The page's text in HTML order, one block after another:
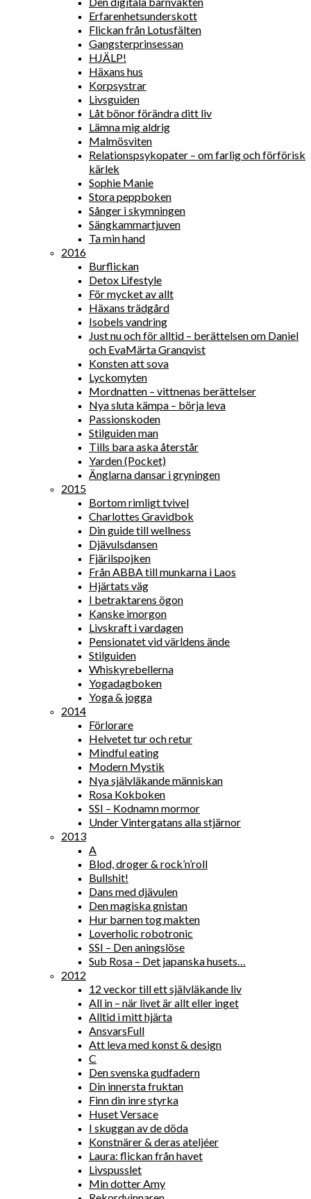
Erfarenhetsunderskott
Flickan från Lotusfälten
Gangsterprinsessan
HJÄLP!
Häxans hus
Korpsystrar
Livsguiden
Låt bönor förändra ditt liv
Lämna mig aldrig
Malmösviten
Relationspsykopater – om farlig och förförisk
kärlek
Sophie Manie
Stora peppboken
Sånger i skymningen
Sängkammartjuven
Ta min hand
2016
Burflickan
Detox Lifestyle
För mycket av allt
Häxans trädgård
Isobels vandring
Just nu och för alltid – berättelsen om Daniel
och EvaMärta Granqvist
Konsten att sova
Lyckomyten
Mordnatten – vittnenas berättelser
Nya sluta kämpa – börja leva
Passionskoden
Stilguiden man
Tills bara aska återstår
Yarden (Pocket)
Änglarna dansar i gryningen
2015
Bortom rimligt tvivel
Charlottes Gravidbok
Din guide till wellness
Djävulsdansen
Fjärilspojken
Från ABBA till munkarna i Laos
Hjärtats väg
I betraktarens ögon
Kanske imorgon
Livskraft i vardagen
Pensionatet vid världens ände
Stilguiden
Whiskyrebellerna
Yogadagboken
Yoga & jogga
2014
Förlorare
Helvetet tur och retur
Mindful eating
Modern Mystik
Nya självläkande människan
Rosa Kokboken
SSI – Kodnamn mormor
Under Vintergatans alla stjärnor
2013
A
Blod, droger & rock’n’roll
Bullshit!
Dans med djävulen
Den magiska gnistan
Hur barnen tog makten
Loverholic robotronic
SSI – Den aningslöse
Sub Rosa – Det japanska husets…
2012
12 veckor till ett självläkande liv
All in – när livet är allt eller inget
Alltid i mitt hjärta
AnsvarsFull
Att leva med konst & design
C
Den svenska gudfadern
Din innersta fruktan
Finn din inre styrka
Huset Versace
I skuggan av de döda
Konstnärer & deras ateljéer
Laura: flickan från havet
Livspusslet
Min dotter Amy